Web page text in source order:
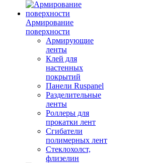
Армирование
поверхности
Армирующие
ленты
Клей для
настенных
покрытий
Панели Ruspanel
Разделительные
ленты
Роллеры для
прокатки лент
Сгибатели
полимерных лент
Стеклохолст,
флизелин